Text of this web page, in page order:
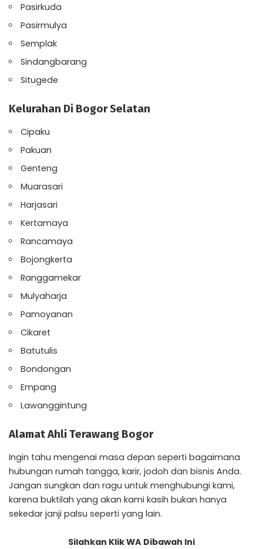
Pasirkuda
Pasirmulya
Semplak
Sindangbarang
Situgede
Kelurahan Di Bogor Selatan
Cipaku
Pakuan
Genteng
Muarasari
Harjasari
Kertamaya
Rancamaya
Bojongkerta
Ranggamekar
Mulyaharja
Pamoyanan
Cikaret
Batutulis
Bondongan
Empang
Lawanggintung
Alamat Ahli Terawang Bogor
Ingin tahu mengenai masa depan seperti bagaimana
hubungan rumah tangga, karir, jodoh dan bisnis Anda.
Jangan sungkan dan ragu untuk menghubungi kami,
karena buktilah yang akan kami kasih bukan hanya
sekedar janji palsu seperti yang lain.
Silahkan Klik WA Dibawah Ini